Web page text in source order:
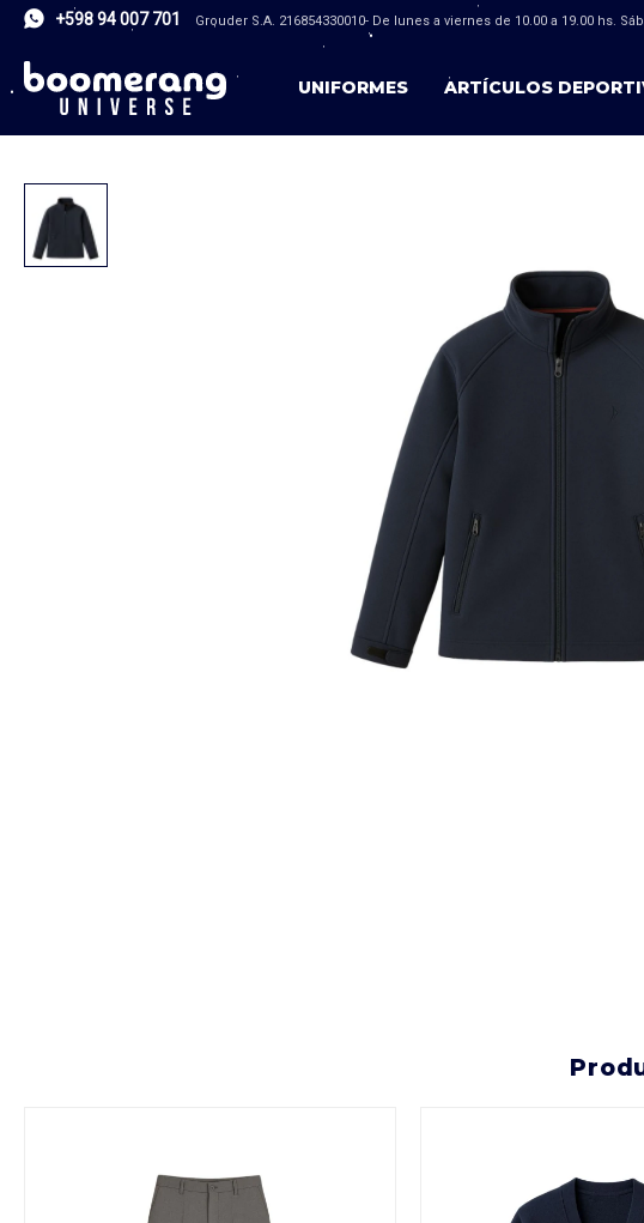
UNIFORMES ARTÍCULOS
+598 94 007 701 Grouder S.A. 216854330010- De lunes a viernes de 10.00 a 19.00 hs.